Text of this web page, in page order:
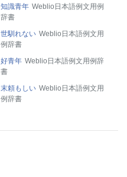
知識青年 Weblio日本語例文用例
辞書
世馴れない Weblio日本語例文用
例辞書
好青年 Weblio日本語例文用例辞
書
末頼もしい Weblio日本語例文用
例辞書